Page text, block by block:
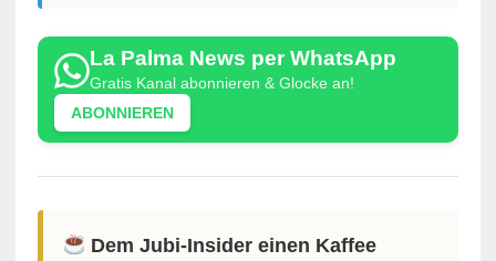
La Palma News per WhatsApp
Gratis Kanal abonnieren & Glocke an!
ABONNIEREN
Dem Jubi-Insider einen Kaffee